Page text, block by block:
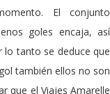
El conjunto
goles encaja, así
tanto se deduce que
también ellos no son
que el Viajes Amarelle